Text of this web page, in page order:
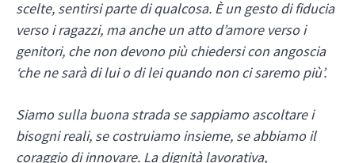
scelte, sentirsi parte di qualcosa. È un gesto di fiducia
verso i ragazzi, ma anche un atto d’amore verso i
genitori, che non devono più chiedersi con angoscia
‘che ne sarà di lui o di lei quando non ci saremo più’.
Siamo sulla buona strada se sappiamo ascoltare i
bisogni reali, se costruiamo insieme, se abbiamo il
coraggio di innovare. La dignità lavorativa,